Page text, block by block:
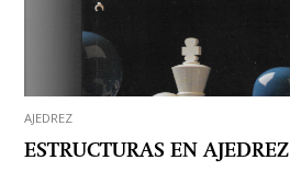
AJEDREZ
ESTRUCTURAS EN AJEDREZ